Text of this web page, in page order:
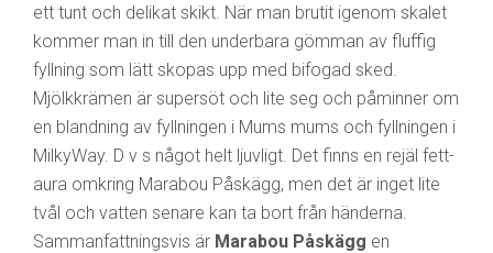
ett tunt och delikat skikt. När man brutit igenom skalet
kommer man in till den underbara gömman av fluffig
fyllning som lätt skopas upp med bifogad sked.
Mjölkkrämen är supersöt och lite seg och påminner om
en blandning av fyllningen i Mums mums och fyllningen i
MilkyWay. D v s något helt ljuvligt. Det finns en rejäl fett-
aura omkring Marabou Påskägg, men det är inget lite
tvål och vatten senare kan ta bort från händerna.
Sammanfattningsvis är Marabou Påskägg en